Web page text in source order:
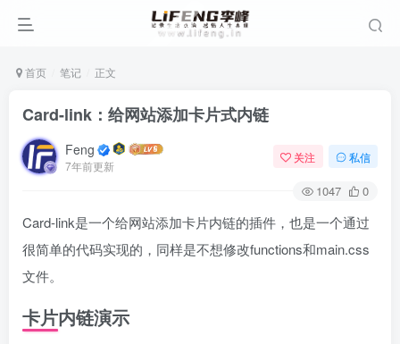
首页 笔记 正文
Card-link：给网站添加卡片式内链
Feng
7年前更新
关注 私信
1047 0
Card-link是一个给网站添加卡片内链的插件，也是一个通过
很简单的代码实现的，同样是不想修改functions和main.css
文件。
卡片内链演示